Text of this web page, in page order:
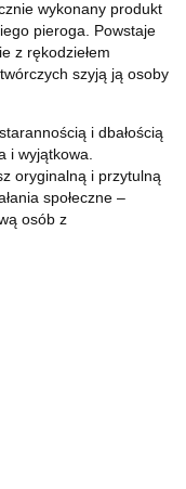
wykonany produkt
pieroga. Powstaje
z rękodziełem
szyją ją osoby
i dbałością
i wyjątkowa.
oryginalną i przytulną
społeczne –
osób z